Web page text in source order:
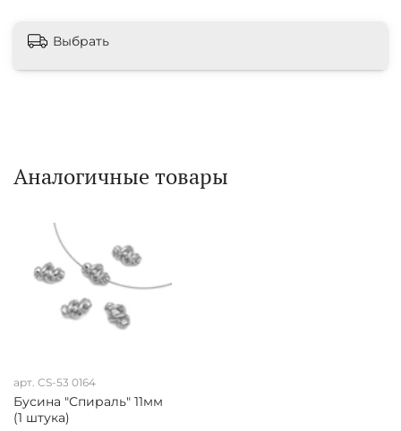
Выбрать
Аналогичные товары
арт. CS-53 0164
Бусина "Спираль" 11мм
(1 штука)